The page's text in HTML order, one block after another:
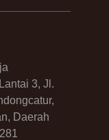
3, Jl.
Daerah